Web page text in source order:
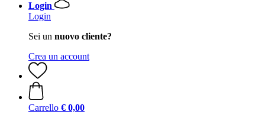
Login
Login
Sei un nuovo cliente?
Crea un account
Carrello € 0,00